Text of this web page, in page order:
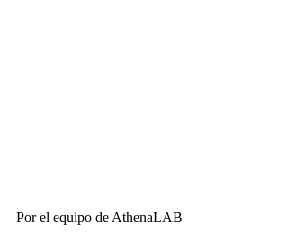
Por el equipo de AthenaLAB